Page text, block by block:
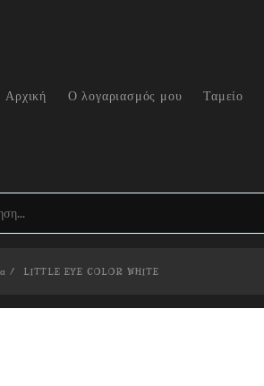
Αρχική Ο λογαριασμός μου Ταμείο
LITTLE EYE COLOR WHITE